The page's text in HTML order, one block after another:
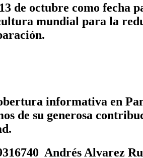
de octubre como
mundial para la
informativa en
de su generosa
Andrés Alvarez